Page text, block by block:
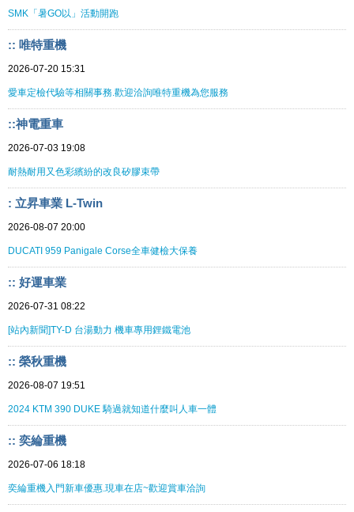
SMK「暑GO以」活動開跑
:: 唯特重機
2026-07-20 15:31
愛車定檢代驗等相關事務.歡迎洽詢唯特重機為您服務
::神電重車
2026-07-03 19:08
耐熱耐用又色彩繽紛的改良矽膠束帶
: 立昇車業 L-Twin
2026-08-07 20:00
DUCATI 959 Panigale Corse全車健檢大保養
:: 好運車業
2026-07-31 08:22
[站內新聞]TY-D 台湯動力 機車專用鋰鐵電池
:: 榮秋重機
2026-08-07 19:51
2024 KTM 390 DUKE 騎過就知道什麼叫人車一體
:: 奕綸重機
2026-07-06 18:18
奕綸重機入門新車優惠.現車在店~歡迎賞車洽詢